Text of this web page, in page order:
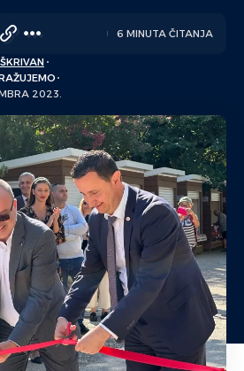
2023.
6 MINUTA ČITANJA